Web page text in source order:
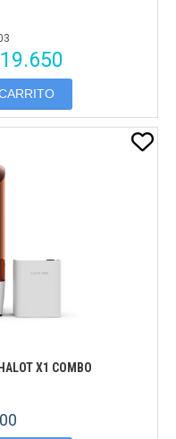
X1 COMBO